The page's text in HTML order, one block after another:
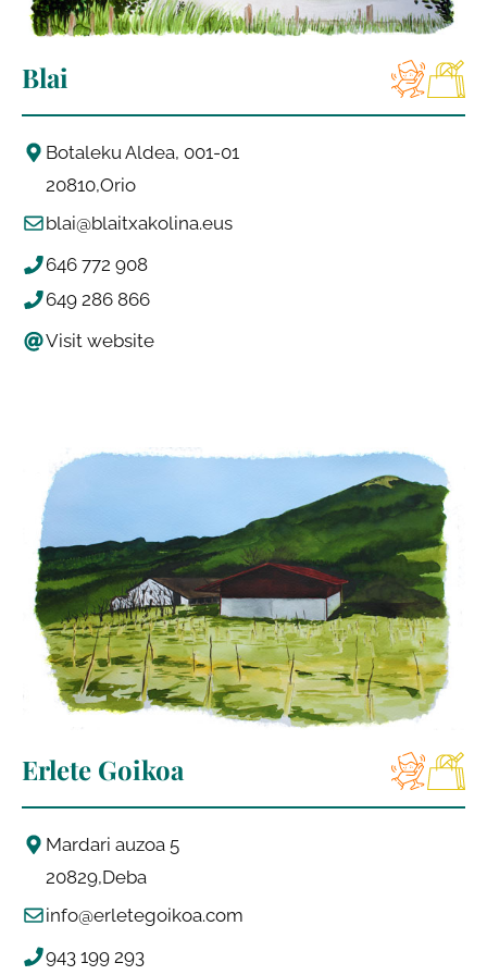
Blai
Botaleku Aldea, 001-01
20810 Orio
blai@blaitxakolina.eus
646 772 908
649 286 866
Visit website
Erlete Goikoa
Mardari auzoa 5
20829 Deba
info@erletegoikoa.com
943 199 293